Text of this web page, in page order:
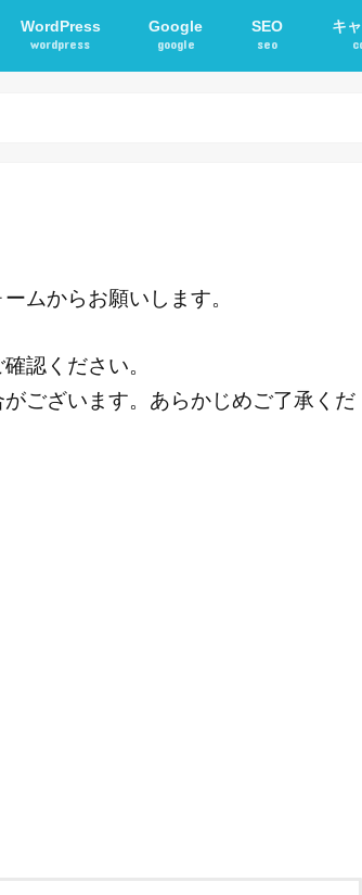
WordPress
wordpress
Google
google
SEO
seo
キ
ムからお願いします。
確認ください。
ございます。あらかじめご了承くだ